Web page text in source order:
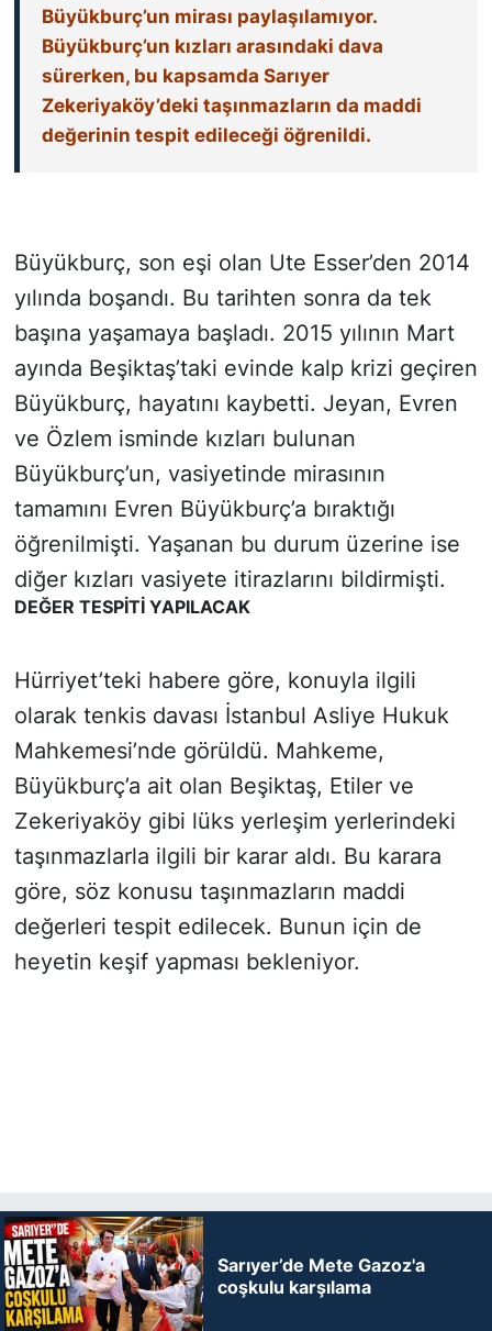
Büyükburç’un mirası paylaşılamıyor.
Büyükburç’un kızları arasındaki dava
sürerken, bu kapsamda Sarıyer
Zekeriyaköy’deki taşınmazların da maddi
değerinin tespit edileceği öğrenildi.
Büyükburç, son eşi olan Ute Esser’den 2014
yılında boşandı. Bu tarihten sonra da tek
başına yaşamaya başladı. 2015 yılının Mart
ayında Beşiktaş’taki evinde kalp krizi geçiren
Büyükburç, hayatını kaybetti. Jeyan, Evren
ve Özlem isminde kızları bulunan
Büyükburç’un, vasiyetinde mirasının
tamamını Evren Büyükburç’a bıraktığı
öğrenilmişti. Yaşanan bu durum üzerine ise
diğer kızları vasiyete itirazlarını bildirmişti.
DEĞER TESPİTİ YAPILACAK
Hürriyet’teki habere göre, konuyla ilgili
olarak tenkis davası İstanbul Asliye Hukuk
Mahkemesi’nde görüldü. Mahkeme,
Büyükburç’a ait olan Beşiktaş, Etiler ve
Zekeriyaköy gibi lüks yerleşim yerlerindeki
taşınmazlarla ilgili bir karar aldı. Bu karara
göre, söz konusu taşınmazların maddi
değerleri tespit edilecek. Bunun için de
heyetin keşif yapması bekleniyor.
Sarıyer’de Mete Gazoz'a
coşkulu karşılama
SPOR
TEKNOLOJİ
TÜRKİYE VE DÜNYA GÜNDEMİ